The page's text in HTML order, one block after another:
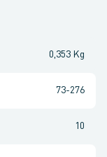
0,353 Kg
73-276
10